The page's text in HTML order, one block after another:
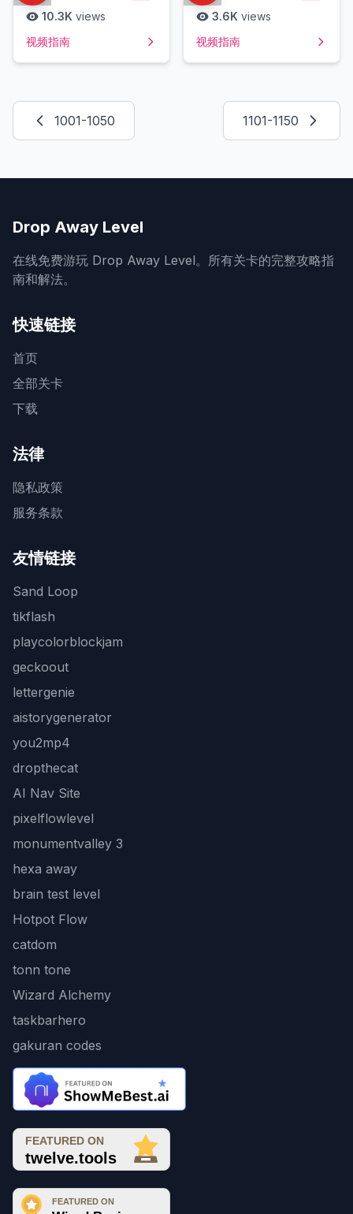
10.3K views
视频指南
3.6K views
视频指南
1001-1050 1101-1150
Drop Away Level
在线免费游玩 Drop Away Level。所有关卡的完整攻略指
南和解法。
快速链接
首页
全部关卡
下载
法律
隐私政策
服务条款
友情链接
Sand Loop
tikflash
playcolorblockjam
geckoout
lettergenie
aistorygenerator
you2mp4
dropthecat
AI Nav Site
pixelflowlevel
monumentvalley 3
hexa away
brain test level
Hotpot Flow
catdom
tonn tone
Wizard Alchemy
taskbarhero
gakuran codes